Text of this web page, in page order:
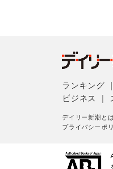
ランキング
ビジネス
デイリー新潮と
プライバシーポ